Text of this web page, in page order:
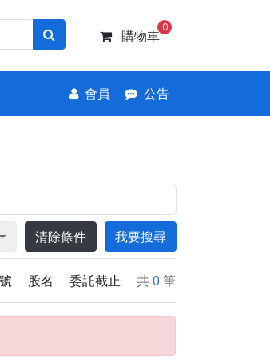
購物車
0
會員 公告
清除條件 我要搜尋
股名 委託截止 共0 筆